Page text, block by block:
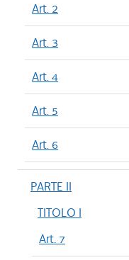
Art. 2
Art. 3
Art. 4
Art. 5
Art. 6
PARTE II
TITOLO I
Art. 7